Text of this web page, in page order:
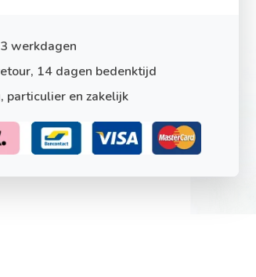
werkdagen
14 dagen bedenktijd
particulier en zakelijk